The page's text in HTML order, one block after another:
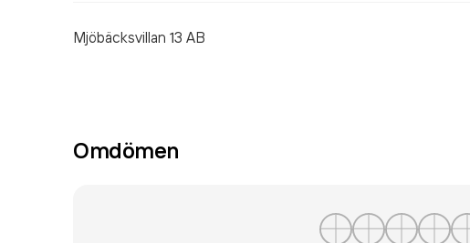
Mjöbäcksvillan 13 AB
Omdömen